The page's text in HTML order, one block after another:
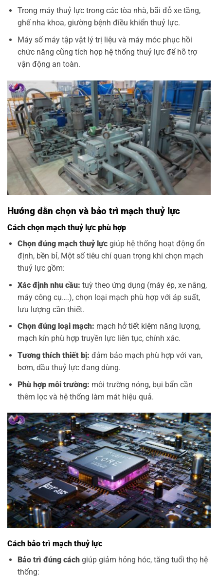
Trong máy thuỷ lực trong các tòa nhà, bãi đỗ xe tầng,
ghế nha khoa, giường bệnh điều khiển thuỷ lực.
Máy số máy tập vật lý trị liệu và máy móc phục hồi
chức năng cũng tích hợp hệ thống thuỷ lực để hỗ trợ
vận động an toàn.
Hướng dẫn chọn và bảo trì mạch thuỷ lực
Cách chọn mạch thuỷ lực phù hợp
Chọn đúng mạch thuỷ lựcgiúp hệ thống hoạt động ổn
định, bền bỉ, Một số tiêu chí quan trọng khi chọn mạch
thuỷ lực gồm:
Xác định nhu cầu: tuỳ theo ứng dụng (máy ép, xe nâng,
máy công cụ….), chọn loại mạch phù hợp với áp suất,
lưu lượng cần thiết.
Chọn đúng loại mạch: mạch hở tiết kiệm năng lượng,
mạch kín phù hợp truyền lực liên tục, chính xác.
Tương thích thiết bị: đảm bảo mạch phù hợp với van,
bơm, dầu thuỷ lực đang dùng.
Phù hợp môi trường: môi trường nóng, bụi bẩn cần
thêm lọc và hệ thống làm mát hiệu quả.
Cách bảo trì mạch thuỷ lực
Bảo trì đúng cách giúp giảm hỏng hóc, tăng tuổi thọ hệ
thống: